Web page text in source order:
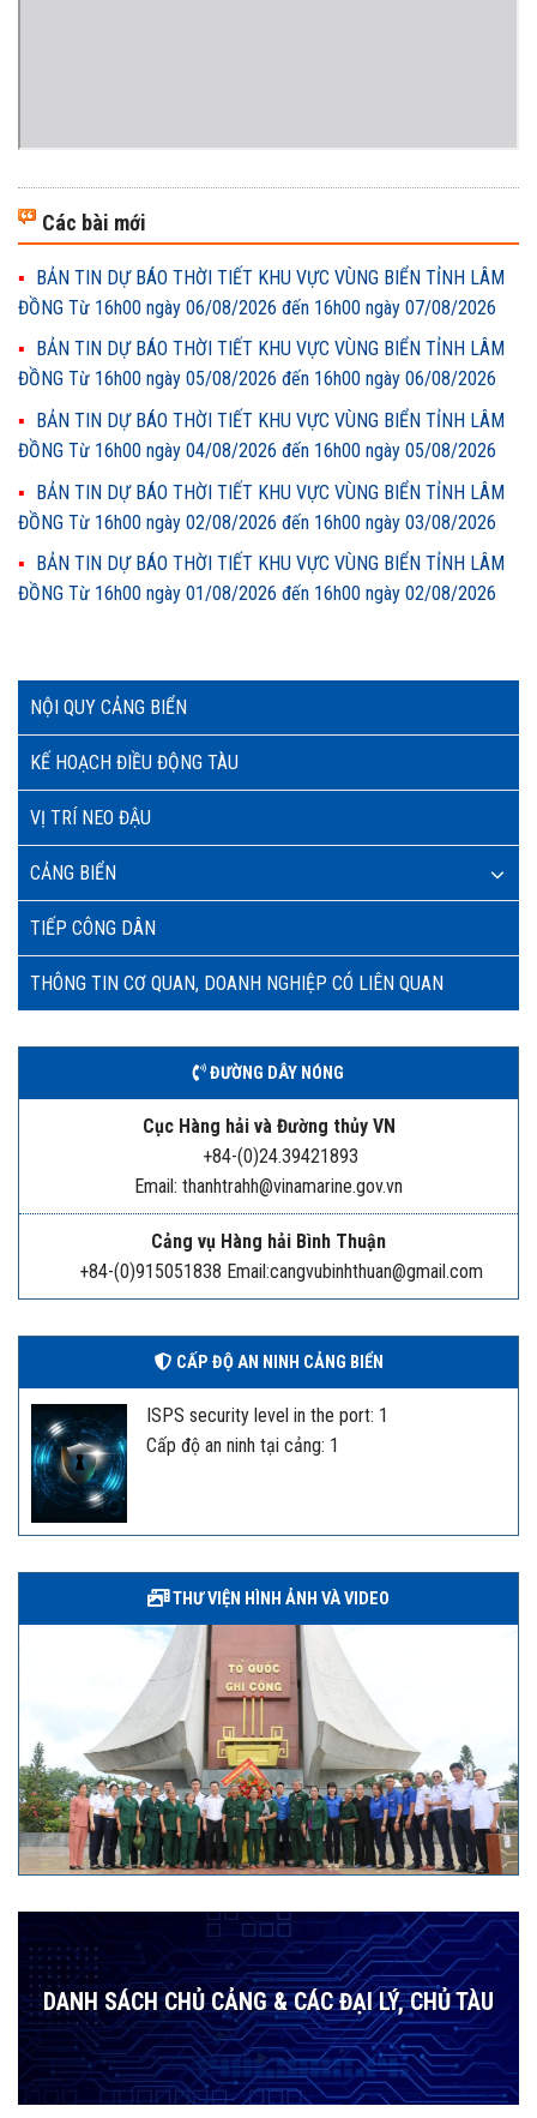
NỘI QUY CẢNG BIỂN
KẾ HOẠCH ĐIỀU ĐỘNG TÀU
VỊ TRÍ NEO ĐẬU
CẢNG BIỂN
TIẾP CÔNG DÂN
THÔNG TIN CƠ QUAN, DOANH NGHIỆP CÓ LIÊN QUAN
ĐƯỜNG DÂY NÓNG
Cục Hàng hải và Đường thủy VN
+84-(0)24.39421893
Email: thanhtrahh@vinamarine.gov.vn
Cảng vụ Hàng hải Bình Thuận
+84-(0)915051838 Email:cangvubinhthuan@gmail.com
CẤP ĐỘ AN NINH CẢNG BIỂN
ISPS security level in the port: 1
Cấp độ an ninh tại cảng: 1
THƯ VIỆN HÌNH ẢNH VÀ VIDEO
DANH SÁCH CHỦ CẢNG & CÁC ĐẠI LÝ, CHỦ TÀU
Các bài mới
BẢN TIN DỰ BÁO THỜI TIẾT KHU VỰC VÙNG BIỂN TỈNH LÂM
ĐỒNG Từ 16h00 ngày 06/08/2026 đến 16h00 ngày 07/08/2026
BẢN TIN DỰ BÁO THỜI TIẾT KHU VỰC VÙNG BIỂN TỈNH LÂM
ĐỒNG Từ 16h00 ngày 05/08/2026 đến 16h00 ngày 06/08/2026
BẢN TIN DỰ BÁO THỜI TIẾT KHU VỰC VÙNG BIỂN TỈNH LÂM
ĐỒNG Từ 16h00 ngày 04/08/2026 đến 16h00 ngày 05/08/2026
BẢN TIN DỰ BÁO THỜI TIẾT KHU VỰC VÙNG BIỂN TỈNH LÂM
ĐỒNG Từ 16h00 ngày 02/08/2026 đến 16h00 ngày 03/08/2026
BẢN TIN DỰ BÁO THỜI TIẾT KHU VỰC VÙNG BIỂN TỈNH LÂM
ĐỒNG Từ 16h00 ngày 01/08/2026 đến 16h00 ngày 02/08/2026